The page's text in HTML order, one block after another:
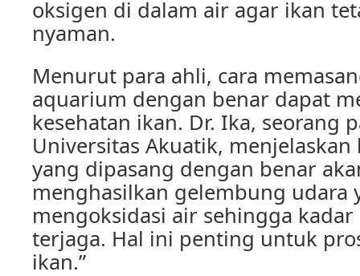
oksigen di dalam air agar ikan
nyaman.
Menurut para ahli, cara
aquarium dengan benar dapat
kesehatan ikan. Dr. Ika, seorang
Universitas Akuatik, menjelaskan
yang dipasang dengan benar
menghasilkan gelembung udara
mengoksidasi air sehingga
terjaga. Hal ini penting untuk
ikan.”